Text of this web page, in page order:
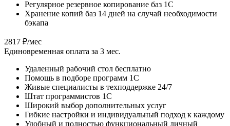
Регулярное резервное копирование баз 1С
Хранение копий баз 14 дней на случай необходимости
бэкапа
2817 ₽/мес
Единовременная оплата за 3 мес.
Удаленный рабочий стол бесплатно
Помощь в подборе программ 1С
Живые специалисты в техподдержке 24/7
Штат программистов 1С
Широкий выбор дополнительных услуг
Гибкие настройки и индивидуальный подход к каждому
Удобный и полностью функциональный личный